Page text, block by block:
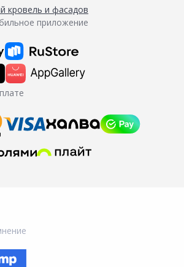
кровель и фасадов
приложение